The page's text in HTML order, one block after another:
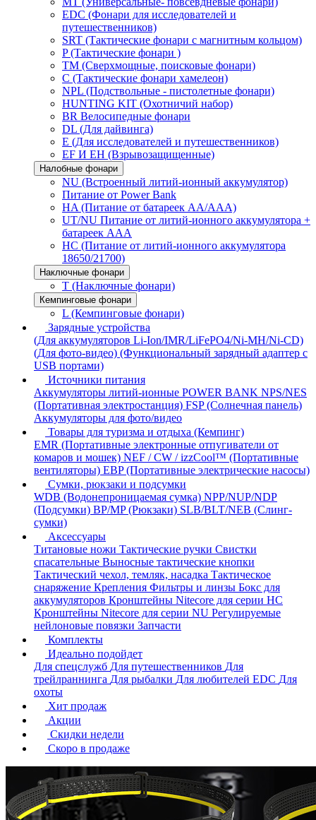
EDC (Фонари для исследователей и
путешественников)
SRT (Тактические фонари с магнитным кольцом)
P (Тактические фонари )
TM (Сверхмощные, поисковые фонари)
C (Тактические фонари хамелеон)
NPL (Подствольные - пистолетные фонари)
HUNTING KIT (Охотничий набор)
BR Велосипедные фонари
DL (Для дайвинга)
E (Для исследователей и путешественников)
EF И EH (Взрывозащищенные)
Налобные фонари
NU (Встроенный литий-ионный аккумулятор)
Питание от Power Bank
HA (Питание от батареек AA/AAA)
UT/NU Питание от литий-ионного аккумулятора +
батареек AAA
HC (Питание от литий-ионного аккумулятора
18650/21700)
Наключные фонари
T (Наключные фонари)
Кемпинговые фонари
L (Кемпинговые фонари)
Зарядные устройства
(Для аккумуляторов Li-Ion/IMR/LiFePO4/Ni-MH/Ni-CD)
(Для фото-видео) (Функциональный зарядный адаптер с
USB портами)
Источники питания
Аккумуляторы литий-ионные POWER BANK NPS/NES
(Портативная электростанция) FSP (Солнечная панель)
Аккумуляторы для фото/видео
Товары для туризма и отдыха (Кемпинг)
EMR (Портативные электронные отпугиватели от
комаров и мошек) NEF / CW / izzCool™ (Портативные
вентиляторы) EBP (Портативные электрические насосы)
Сумки, рюкзаки и подсумки
WDB (Водонепроницаемая сумка) NPP/NUP/NDP
(Подсумки) BP/MP (Рюкзаки) SLB/BLT/NEB (Слинг-
сумки)
Аксессуары
Титановые ножи Тактические ручки Свистки
спасательные Выносные тактические кнопки
Тактический чехол, темляк, насадка Тактическое
снаряжение Крепления Фильтры и линзы Бокс для
аккумуляторов Кронштейны Nitecore для серии HС
Кронштейны Nitecore для серии NU Регулируемые
нейлоновые повязки Запчасти
Комплекты
Идеально подойдет
Для спецслужб Для путешественников Для
трейлраннинга Для рыбалки Для любителей EDC Для
охоты
Хит продаж
Акции
Скидки недели
Скоро в продаже